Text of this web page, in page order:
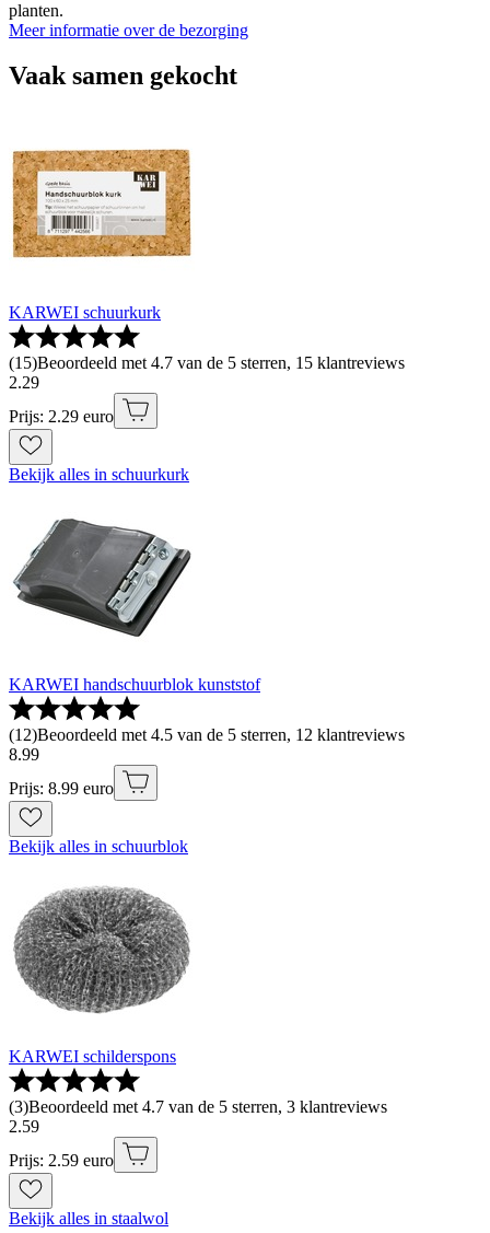
planten.
Meer informatie over de bezorging
Vaak samen gekocht
KARWEI schuurkurk
(15)Beoordeeld met 4.7 van de 5 sterren, 15 klantreviews
2.29
Prijs: 2.29 euro
Bekijk alles in schuurkurk
KARWEI handschuurblok kunststof
(12)Beoordeeld met 4.5 van de 5 sterren, 12 klantreviews
8.99
Prijs: 8.99 euro
Bekijk alles in schuurblok
KARWEI schilderspons
(3)Beoordeeld met 4.7 van de 5 sterren, 3 klantreviews
2.59
Prijs: 2.59 euro
Bekijk alles in staalwol